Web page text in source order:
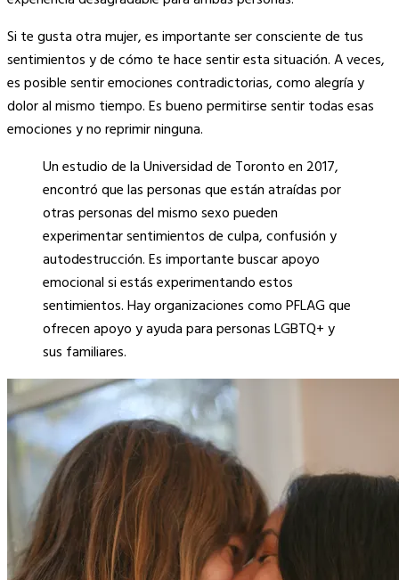
Si te gusta otra mujer, es importante ser consciente de tus
sentimientos y de cómo te hace sentir esta situación. A veces,
es posible sentir emociones contradictorias, como alegría y
dolor al mismo tiempo. Es bueno permitirse sentir todas esas
emociones y no reprimir ninguna.
Un estudio de la Universidad de Toronto en 2017,
encontró que las personas que están atraídas por
otras personas del mismo sexo pueden
experimentar sentimientos de culpa, confusión y
autodestrucción. Es importante buscar apoyo
emocional si estás experimentando estos
sentimientos. Hay organizaciones como PFLAG que
ofrecen apoyo y ayuda para personas LGBTQ+ y
sus familiares.